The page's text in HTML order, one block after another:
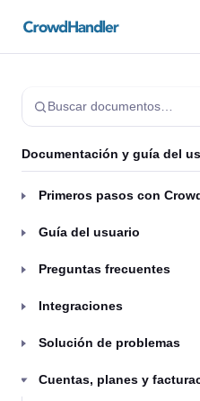
Buscar documentos…
Documentación y guía del
Primeros pasos con
Guía del usuario
Preguntas frecuentes
Integraciones
Solución de problemas
Cuentas, planes y